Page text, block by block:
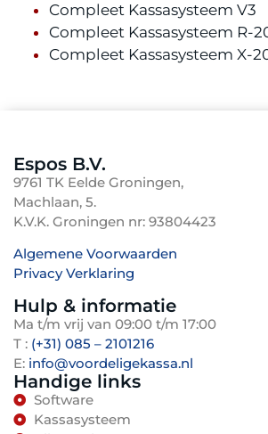
Compleet Kassasysteem V3
Compleet Kassasysteem R-
Compleet Kassasysteem X-
Espos B.V.
9761 TK Eelde Groningen,
Machlaan, 5.
K.V.K. Groningen nr: 93804423
Algemene Voorwaarden
Privacy Verklaring
Hulp & informatie
Ma t/m vrij van 09:00 t/m 17:00
T : (+31) 085 – 2101216
E: info@voordeligekassa.nl
Handige links
Software
Kassasysteem